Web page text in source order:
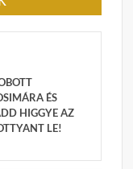
ÉS
HIGGYE AZ
LE!